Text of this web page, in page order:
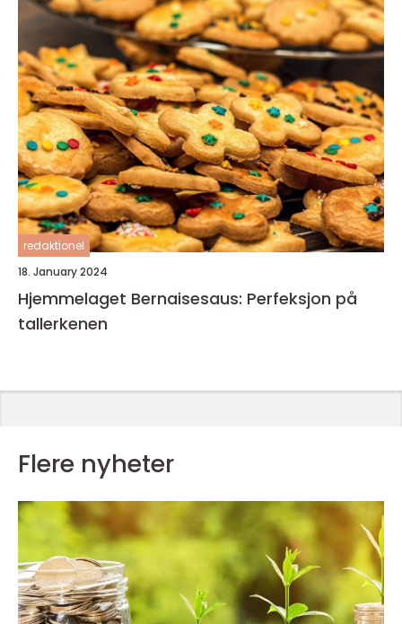
redaktionel
18. January 2024
Hjemmelaget Bernaisesaus: Perfeksjon på
tallerkenen
Flere nyheter